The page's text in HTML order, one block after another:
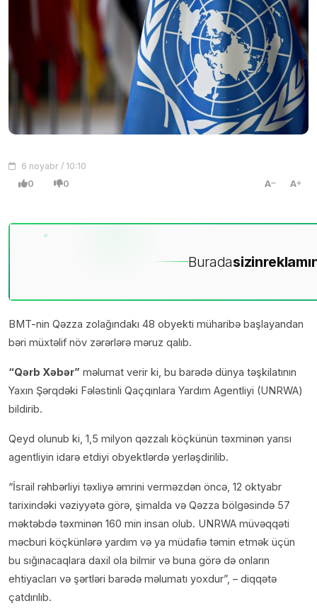
6 noyabr / 10:10
0 0 A A
Buradasizin
BMT-nin Qəzza zolağındakı 48 obyekti müharibə başlayandan
bəri müxtəlif növ zərərlərə məruz qalıb.
“Qərb Xəbər” məlumat verir ki, bu barədə dünya təşkilatının
Yaxın Şərqdəki Fələstinli Qaçqınlara Yardım Agentliyi (UNRWA)
bildirib.
Qeyd olunub ki, 1,5 milyon qəzzalı köçkünün təxminən yarısı
agentliyin idarə etdiyi obyektlərdə yerləşdirilib.
“İsrail rəhbərliyi təxliyə əmrini verməzdən öncə, 12 oktyabr
tarixindəki vəziyyətə görə, şimalda və Qəzza bölgəsində 57
məktəbdə təxminən 160 min insan olub. UNRWA müvəqqəti
məcburi köçkünlərə yardım və ya müdafiə təmin etmək üçün
bu sığınacaqlara daxil ola bilmir və buna görə də onların
ehtiyacları və şərtləri barədə məlumatı yoxdur”, – diqqətə
çatdırılıb.